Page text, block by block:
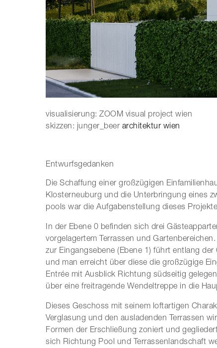
visualisierung: ZOOM visual project wien
skizzen: junger_beer architektur wien
Entwurfsgedanken
Die Schaffung einer großzügigen
Klosterneuburg und die Unterbringung eines
pools war die Aufgabenstellung dieses
In der Ebene 0 befinden sich drei
vorgelagertem Terrassen und
zur Eingangsebene (Ebene 1) führt entlang
und man erreicht über diese die großzügige
Entrée mit Ausblick Richtung südseitig
über eine freitragende Wendeltreppe in die
Dieses Geschoss mit seinem loftartigen
Verglasung und den ausladenden Terrassen
Formen der Erschließung zoniert und
sich Richtung Pool und Terrassenlandschaft